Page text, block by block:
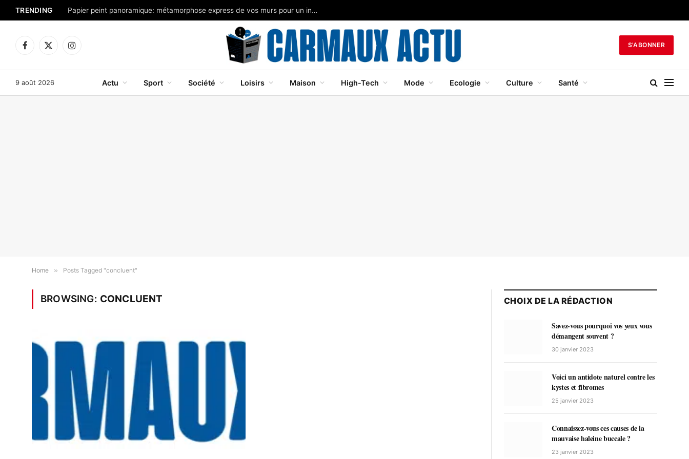
TRENDING Papier peint panoramique: métamorphose express de vos murs pour un intérieur moderne
Facebook
X
Instagram
S'ABONNER
9 août 2026 Actu Sport Société Loisirs Maison High-Tech Mode Ecologie Culture Santé
Home » Posts Tagged "concluent"
BROWSING: CONCLUENT CHOIX DE LA RÉDACTION
Savez-vous pourquoi vos yeux vous
démangent souvent ?
30 janvier 2023
Voici un antidote naturel contre les
kystes et fibromes
25 janvier 2023
Connaissez-vous ces causes de la
mauvaise haleine buccale ?
23 janvier 2023